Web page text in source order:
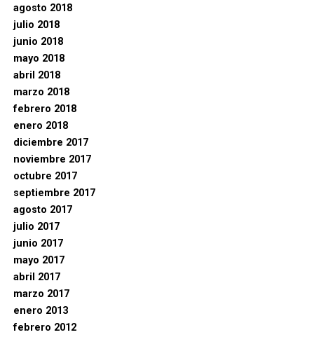
agosto 2018
julio 2018
junio 2018
mayo 2018
abril 2018
marzo 2018
febrero 2018
enero 2018
diciembre 2017
noviembre 2017
octubre 2017
septiembre 2017
agosto 2017
julio 2017
junio 2017
mayo 2017
abril 2017
marzo 2017
enero 2013
febrero 2012